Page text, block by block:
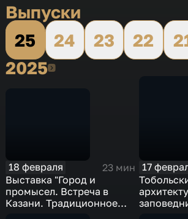
Выпуски
25
24 23 22
20252025
18 февраля
23 мин
Выставка "Город и
промысел. Встреча в
Казани. Традиционное
17